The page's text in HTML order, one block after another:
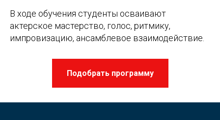
В ходе обучения студенты осваивают
актерское мастерство, голос, ритмику,
импровизацию, ансамблевое взаимодействие.
Подобрать программу